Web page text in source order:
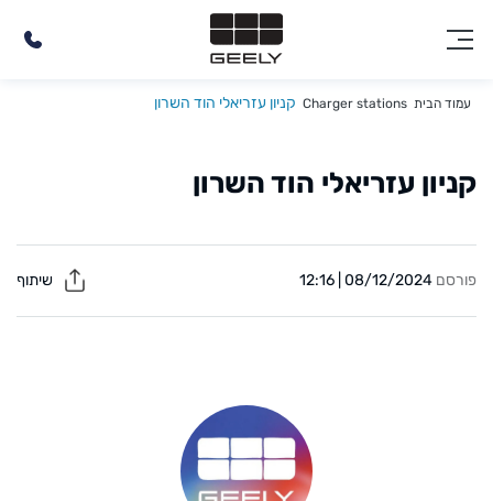
עמוד הבית Charger stations קניון עזריאלי הוד השרון
קניון עזריאלי הוד השרון
פורסם 08/12/2024 | 12:16